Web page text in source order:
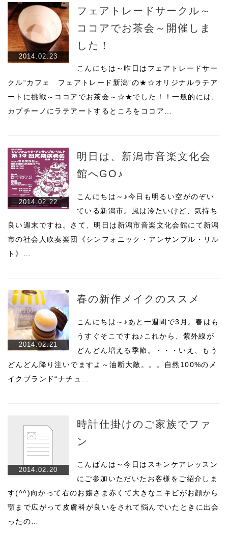
2014.02.23
フェアトレードサークル～
ココアでお茶会～開催しま
した！
こんにちは～昨日はフェアトレードサー
クル“カフェ フェアトレード新潟”の★☆オリジナルラテア
ートに挑戦～ココアでお茶会～☆★でした！！一般的には、
カプチーノにラテアートするところをココア…
2014.02.22
明日は、新潟市音楽文化会
館へGO♪
こんにちは～♪今日も明るい空がのぞい
ている新潟市。風は冷たいけど、気持ち
良い週末ですね。さて、明日は新潟市音楽文化会館にて新潟
市の社会人吹奏楽団《シンフォニック・アンサンブル・リル
ト》…
2014.02.21
春の新作メイクのススメ
こんにちは～♪あと一週間で3月。春はも
うすぐそこですね♪これから、紫外線が
どんどん増える季節。・・・いえ、もう
どんどん降り注いでますよ～油断大敵。。。自然100%のメ
イクブランド“ナチュ…
2014.02.20
時計仕掛けのご家族でファ
ン
こんばんは～今日はスキンケアレッスン
にご参加いただいたお客様をご紹介しま
す(^^)向かって右のお嬢さま赤くて大きなニキビがお顔から
顎まで広がって皮膚科が良いをされて悩んでいたときに出会
ったの…